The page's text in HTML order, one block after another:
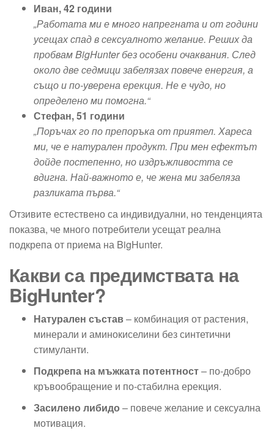
Иван, 42 години
„Работата ми е много напрегната и от години
усещах спад в сексуалното желание. Реших да
пробвам BigHunter без особени очаквания. След
около две седмици забелязах повече енергия, а
също и по-уверена ерекция. Не е чудо, но
определено ми помогна.“
Стефан, 51 години
„Поръчах го по препоръка от приятел. Хареса
ми, че е натурален продукт. При мен ефектът
дойде постепенно, но издръжливостта се
вдигна. Най-важното е, че жена ми забеляза
разликата първа.“
Отзивите естествено са индивидуални, но тенденцията
показва, че много потребители усещат реална
подкрепа от приема на BigHunter.
Какви са предимствата на
BigHunter?
Натурален състав– комбинация от растения,
минерали и аминокиселини без синтетични
стимуланти.
Подкрепа на мъжката потентност– по-добро
кръвообращение и по-стабилна ерекция.
Засилено либидо – повече желание и сексуална
мотивация.